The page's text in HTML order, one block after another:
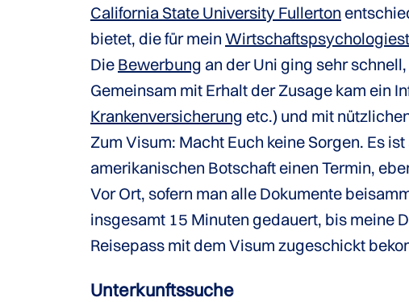
California State University Fullerton
bietet, die für mein
Die Bewerbung an der Uni ging sehr
Gemeinsam mit Erhalt der Zusage kam ein
Krankenversicherung etc.) und mit
Zum Visum: Macht Euch keine Sorgen. Es
amerikanischen Botschaft einen Termin,
Vor Ort, sofern man alle Dokumente
insgesamt 15 Minuten gedauert, bis meine
Reisepass mit dem Visum zugeschickt
Unterkunftssuche